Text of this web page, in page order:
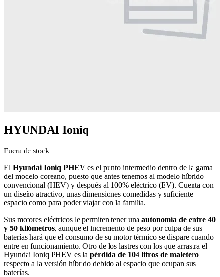
HYUNDAI Ioniq
Fuera de stock
El Hyundai Ioniq PHEV es el punto intermedio dentro de la gama
del modelo coreano, puesto que antes tenemos al modelo híbrido
convencional (HEV) y después al 100% eléctrico (EV). Cuenta con
un diseño atractivo, unas dimensiones comedidas y suficiente
espacio como para poder viajar con la familia.
Sus motores eléctricos le permiten tener una autonomía de entre 40
y 50 kilómetros, aunque el incremento de peso por culpa de sus
baterías hará que el consumo de su motor térmico se dispare cuando
entre en funcionamiento. Otro de los lastres con los que arrastra el
Hyundai Ioniq PHEV es la pérdida de 104 litros de maletero
respecto a la versión híbrido debido al espacio que ocupan sus
baterías.